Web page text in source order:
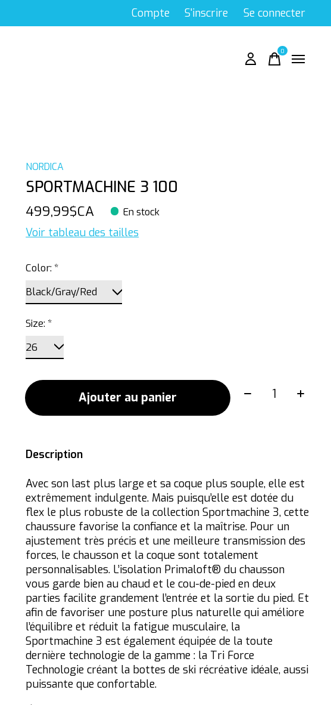
Compte S'inscrire Se connecter
0items
NORDICA
SPORTMACHINE 3 100
499,99$CA En stock
Voir tableau des tailles
Color: *
Size: *
Ajouter au panier
Quantité:
Description
Avec son last plus large et sa coque plus souple, elle est
extrêmement indulgente. Mais puisqu’elle est dotée du
flex le plus robuste de la collection Sportmachine 3, cette
chaussure favorise la confiance et la maîtrise. Pour un
ajustement très précis et une meilleure transmission des
forces, le chausson et la coque sont totalement
personnalisables. L’isolation Primaloft® du chausson
vous garde bien au chaud et le cou-de-pied en deux
parties facilite grandement l’entrée et la sortie du pied. Et
afin de favoriser une posture plus naturelle qui améliore
l’équilibre et réduit la fatigue musculaire, la
Sportmachine 3 est également équipée de la toute
dernière technologie de la gamme : la Tri Force
Technologie créant la bottes de ski récréative idéale, aussi
puissante que confortable.